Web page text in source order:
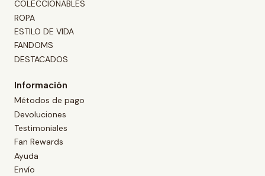
COLECCIONABLES
ROPA
ESTILO DE VIDA
FANDOMS
DESTACADOS
Información
Métodos de pago
Devoluciones
Testimoniales
Fan Rewards
Ayuda
Envío